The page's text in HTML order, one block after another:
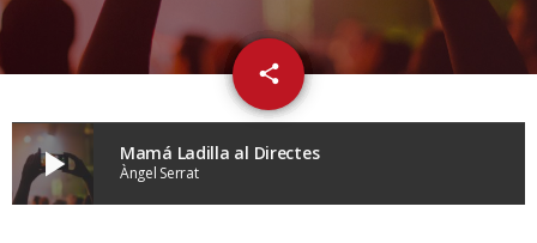
share
email
play_arrow Mamá Ladilla al Directes
Àngel Serrat